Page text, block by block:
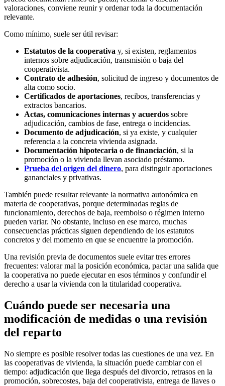
valoraciones, conviene reunir y ordenar toda la documentación
relevante.
Como mínimo, suele ser útil revisar:
Estatutos de la cooperativa y, si existen, reglamentos
internos sobre adjudicación, transmisión o baja del
cooperativista.
Contrato de adhesión, solicitud de ingreso y documentos de
alta como socio.
Certificados de aportaciones, recibos, transferencias y
extractos bancarios.
Actas, comunicaciones internas y acuerdos sobre
adjudicación, cambios de fase, entrega o incidencias.
Documento de adjudicación, si ya existe, y cualquier
referencia a la concreta vivienda asignada.
Documentación hipotecaria o de financiación, si la
promoción o la vivienda llevan asociado préstamo.
Prueba del origen del dinero, para distinguir aportaciones
gananciales y privativas.
También puede resultar relevante la normativa autonómica en
materia de cooperativas, porque determinadas reglas de
funcionamiento, derechos de baja, reembolso o régimen interno
pueden variar. No obstante, incluso en ese marco, muchas
consecuencias prácticas siguen dependiendo de los estatutos
concretos y del momento en que se encuentre la promoción.
Una revisión previa de documentos suele evitar tres errores
frecuentes: valorar mal la posición económica, pactar una salida que
la cooperativa no puede ejecutar en esos términos y confundir el
derecho a usar la vivienda con la titularidad cooperativa.
Cuándo puede ser necesaria una
modificación de medidas o una revisión
del reparto
No siempre es posible resolver todas las cuestiones de una vez. En
las cooperativas de vivienda, la situación puede cambiar con el
tiempo: adjudicación que llega después del divorcio, retrasos en la
promoción, sobrecostes, baja del cooperativista, entrega de llaves o